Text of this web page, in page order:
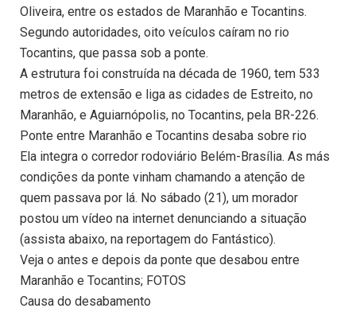
Oliveira, entre os estados de Maranhão e Tocantins.
Segundo autoridades, oito veículos caíram no rio
Tocantins, que passa sob a ponte.
A estrutura foi construída na década de 1960, tem 533
metros de extensão e liga as cidades de Estreito, no
Maranhão, e Aguiarnópolis, no Tocantins, pela BR-226.
Ponte entre Maranhão e Tocantins desaba sobre rio
Ela integra o corredor rodoviário Belém-Brasília. As más
condições da ponte vinham chamando a atenção de
quem passava por lá. No sábado (21), um morador
postou um vídeo na internet denunciando a situação
(assista abaixo, na reportagem do Fantástico).
Veja o antes e depois da ponte que desabou entre
Maranhão e Tocantins; FOTOS
Causa do desabamento